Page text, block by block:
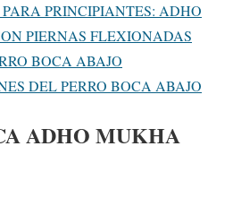
PRINCIPIANTES: ADHO
PIERNAS FLEXIONADAS
BOCA ABAJO
DEL PERRO BOCA ABAJO
ADHO MUKHA